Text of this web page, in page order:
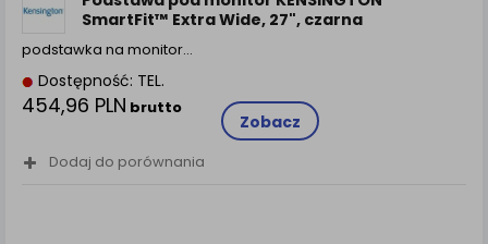
SmartFit™ Extra Wide, 27", czarna
podstawka na monitor…
Dostępność: TEL.
454,96 PLN brutto
Zobacz
Dodaj do porównania